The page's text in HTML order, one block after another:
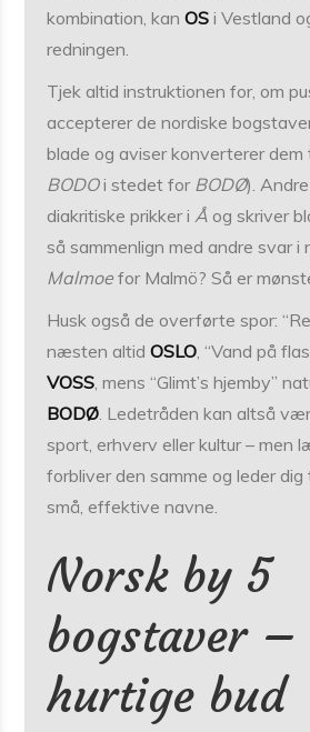
kombination, kanOS i Vestland
redningen.
Tjek altid instruktionen for, om
accepterer de nordiske
blade og aviser konverterer
BODOi stedet for BODØ).
diakritiske prikker iÅ og skriver
så sammenlign med andre svar i
Malmoefor Malmö? Så er
Husk også de overførte spor:
næsten altidOSLO, “Vand på
VOSS, mens “Glimt’s hjemby”
BODØ. Ledetråden kan altså
sport, erhverv eller kultur – men
forbliver den samme og leder dig
små, effektive navne.
Norsk by 5
bogstaver –
hurtige bud